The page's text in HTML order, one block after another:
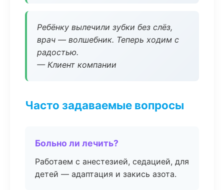
Ребёнку вылечили зубки без слёз,
врач — волшебник. Теперь ходим с
радостью.
— Клиент компании
Часто задаваемые вопросы
Больно ли лечить?
Работаем с анестезией, седацией, для
детей — адаптация и закись азота.